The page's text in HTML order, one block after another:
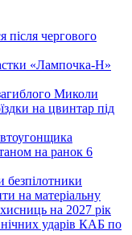
чергового
«Лампочка-Н»
Миколи
на цвинтар під
на ранок 6
безпілотники
на матеріальну
на 2027 рік
нічних ударів КАБ по